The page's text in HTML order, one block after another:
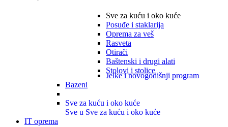
Sve za kuću i oko kuće
Posuđe i staklarija
Oprema za veš
Rasveta
Otirači
Baštenski i drugi alati
Stolovi i stolice
Jelke i novogodišnji program
Bazeni
Sve za kuću i oko kuće
Sve u Sve za kuću i oko kuće
IT oprema